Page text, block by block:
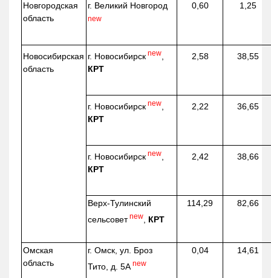
Новгородская
область
г. Великий Новгород
new
0,60 1,25
Новосибирская
область
г. Новосибирск new
КРТ
2,58 38,55
г. Новосибирск new
КРТ
2,22 36,65
г. Новосибирск new
КРТ
2,42 38,66
Верх-Тулинский
сельсовет new КРТ
114,29 82,66
Омская
область
г. Омск, ул. Броз
Тито, д. 5А new
0,04 14,61